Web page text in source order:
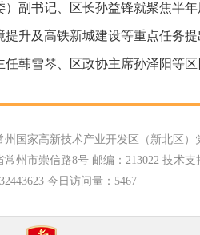
）副书记、区长孙益锋就聚焦半
提升及高铁新城建设等重点任务
任韩雪琴、区政协主席孙泽阳等
州国家高新技术产业开发区（新北区）
州市崇信路8号 邮编：213022 技术支
今日访问量： 5467